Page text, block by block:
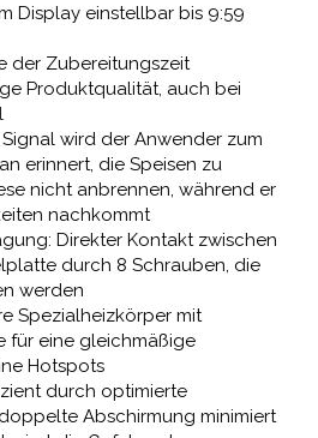
Display einstellbar bis 9:59
der Zubereitungszeit
Produktqualität, auch bei
wird der Anwender zum
erinnert, die Speisen zu
nicht anbrennen, während er
nachkommt
Direkter Kontakt zwischen
durch 8 Schrauben, die
werden
Spezialheizkörper mit
für eine gleichmäßige
Hotspots
durch optimierte
Abschirmung minimiert